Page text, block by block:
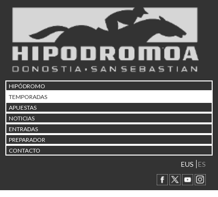
HIPÓDROMO
TEMPORADAS
APUESTAS
NOTICIAS
ENTRADAS
PREPARADOR
CONTACTO
EUS ES